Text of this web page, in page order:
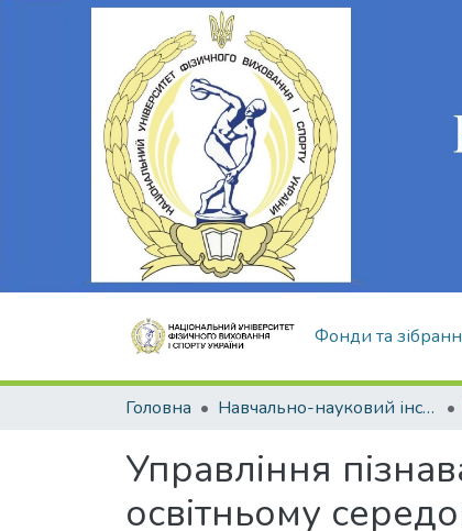
Фонди та
Головна Навчально-науковий інститут здоров'я, реабілітації та фізичного виховання
Управління
освітньому